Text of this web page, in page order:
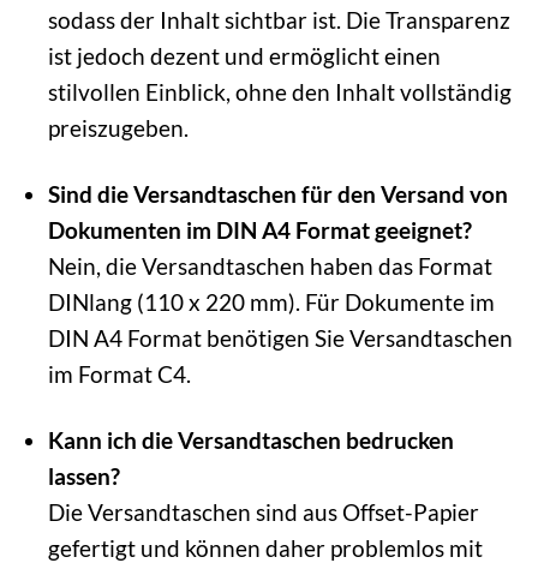
sodass der Inhalt sichtbar ist. Die Transparenz
ist jedoch dezent und ermöglicht einen
stilvollen Einblick, ohne den Inhalt vollständig
preiszugeben.
Sind die Versandtaschen für den Versand von
Dokumenten im DIN A4 Format geeignet?
Nein, die Versandtaschen haben das Format
DINlang (110 x 220 mm). Für Dokumente im
DIN A4 Format benötigen Sie Versandtaschen
im Format C4.
Kann ich die Versandtaschen bedrucken
lassen?
Die Versandtaschen sind aus Offset-Papier
gefertigt und können daher problemlos mit